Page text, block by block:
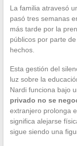
La familia atravesó
pasó tres semanas
más tarde por la
públicos por parte
hechos.
Esta gestión del
luz sobre la
Nardi funciona bajo
privado no se
extranjero prolonga
significa alejarse
sigue siendo una